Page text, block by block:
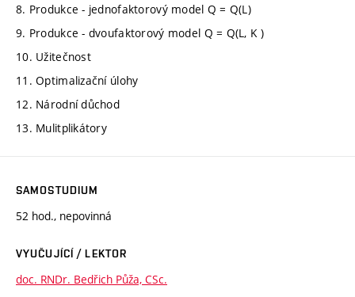
8. Produkce - jednofaktorový model Q = Q(L)
9. Produkce - dvoufaktorový model Q = Q(L, K )
10. Užitečnost
11. Optimalizační úlohy
12. Národní důchod
13. Mulitplikátory
SAMOSTUDIUM
52 hod., nepovinná
VYUČUJÍCÍ / LEKTOR
doc. RNDr. Bedřich Půža, CSc.